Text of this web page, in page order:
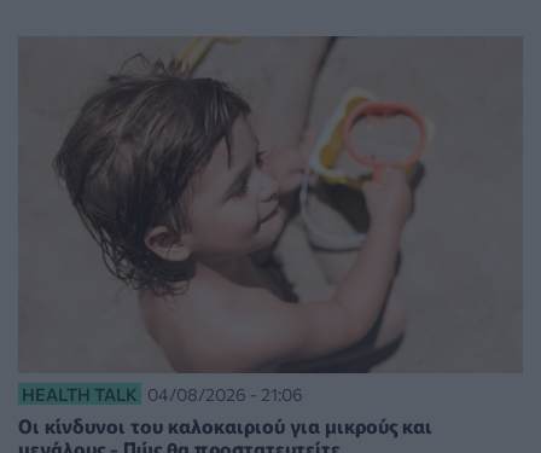
HEALTH TALK 04/08/2026 - 21:06
Οι κίνδυνοι του καλοκαιριού για μικρούς και